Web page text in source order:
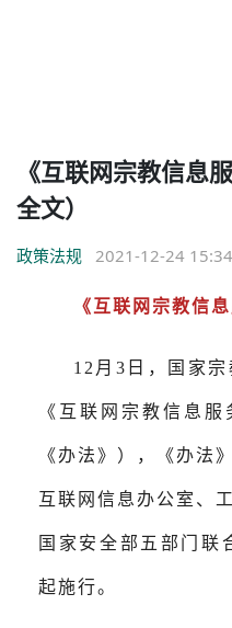
《互联网宗教信息
全文）
政策法规 2021-12-24 15:34
《互联网宗教信
12月3日，国家
《互联网宗教信息
《办法》），《办法
互联网信息办公室、
国家安全部五部门联
起施行。